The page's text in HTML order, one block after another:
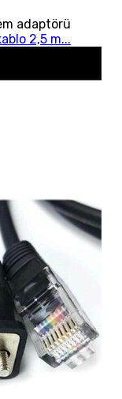
adaptörü
2,5 m...